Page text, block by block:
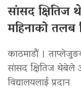
सांसद क्षितिज
महिनाको तलब
काठमाडौं ।
सांसद क्षितिज थेबेले
विद्यालयलाई प्रदान